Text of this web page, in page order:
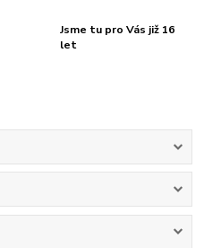
Jsme tu pro Vás již 16
let